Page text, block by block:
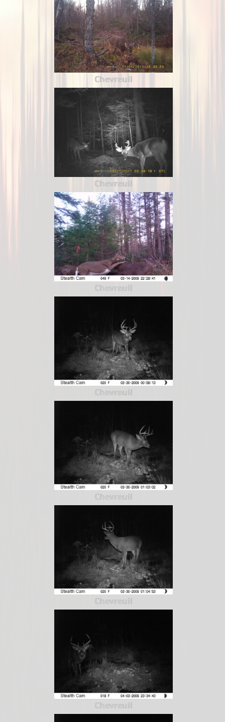
Chevreuil
Chevreuil
Chevreuil
Chevreuil
Chevreuil
Chevreuil
Chevreuil